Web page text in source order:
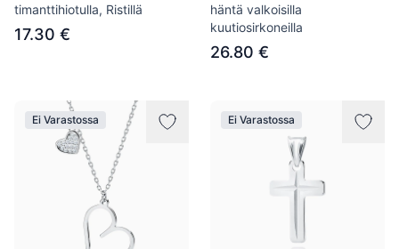
timanttihiotulla, Ristillä
17.30 €
häntä valkoisilla
kuutiosirkoneilla
26.80 €
Ei Varastossa Ei Varastossa